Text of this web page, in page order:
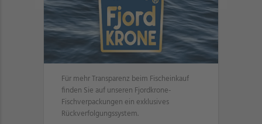
Für mehr Transparenz beim Fischeinkauf
finden Sie auf unseren Fjordkrone-
Fischverpackungen ein exklusives
Rückverfolgungssystem.